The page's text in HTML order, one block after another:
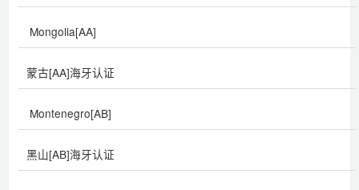
Mongolia[AA]
蒙古[AA]海牙认证
Montenegro[AB]
黑山[AB]海牙认证